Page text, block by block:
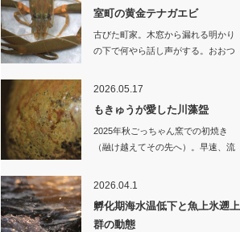
室町の黄金テナガエビ
古びた町家。木窓から漏れる明かり
の下で何やら話し声がする。おおつ
2026.05.17
もきゅうが愛した川藻盌
2025年秋ごっちゃん窯での初焼き
（融け越えてその先へ）。早速、流
2026.04.1
孵化期海水温低下と魚上氷遡上
群の動態